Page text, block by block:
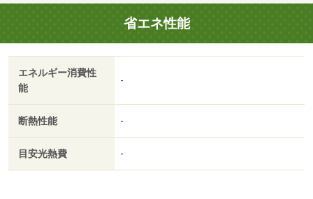
省エネ性能
エネルギー消費性
能
-
断熱性能 -
目安光熱費 -